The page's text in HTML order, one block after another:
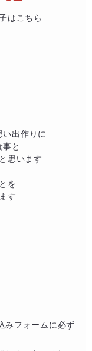
はこちら
い出作りに​
と​
思います​
を​
す
みフォームに必ず